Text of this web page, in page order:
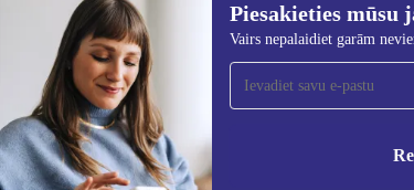
Piesakieties mūsu
Vairs nepalaidiet garām
Piesakieties mūsu jaunumu
saņemšanai!
Nekad vairs nepalaidiet garām
piedāvājumu.